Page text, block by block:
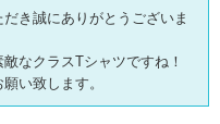
き誠にありがとうございま
なクラスTシャツですね！
い致します。